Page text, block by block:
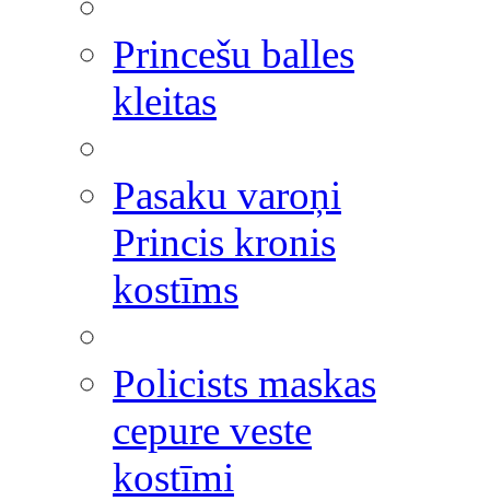
Princešu balles
kleitas
Pasaku varoņi
Princis kronis
kostīms
Policists maskas
cepure veste
kostīmi